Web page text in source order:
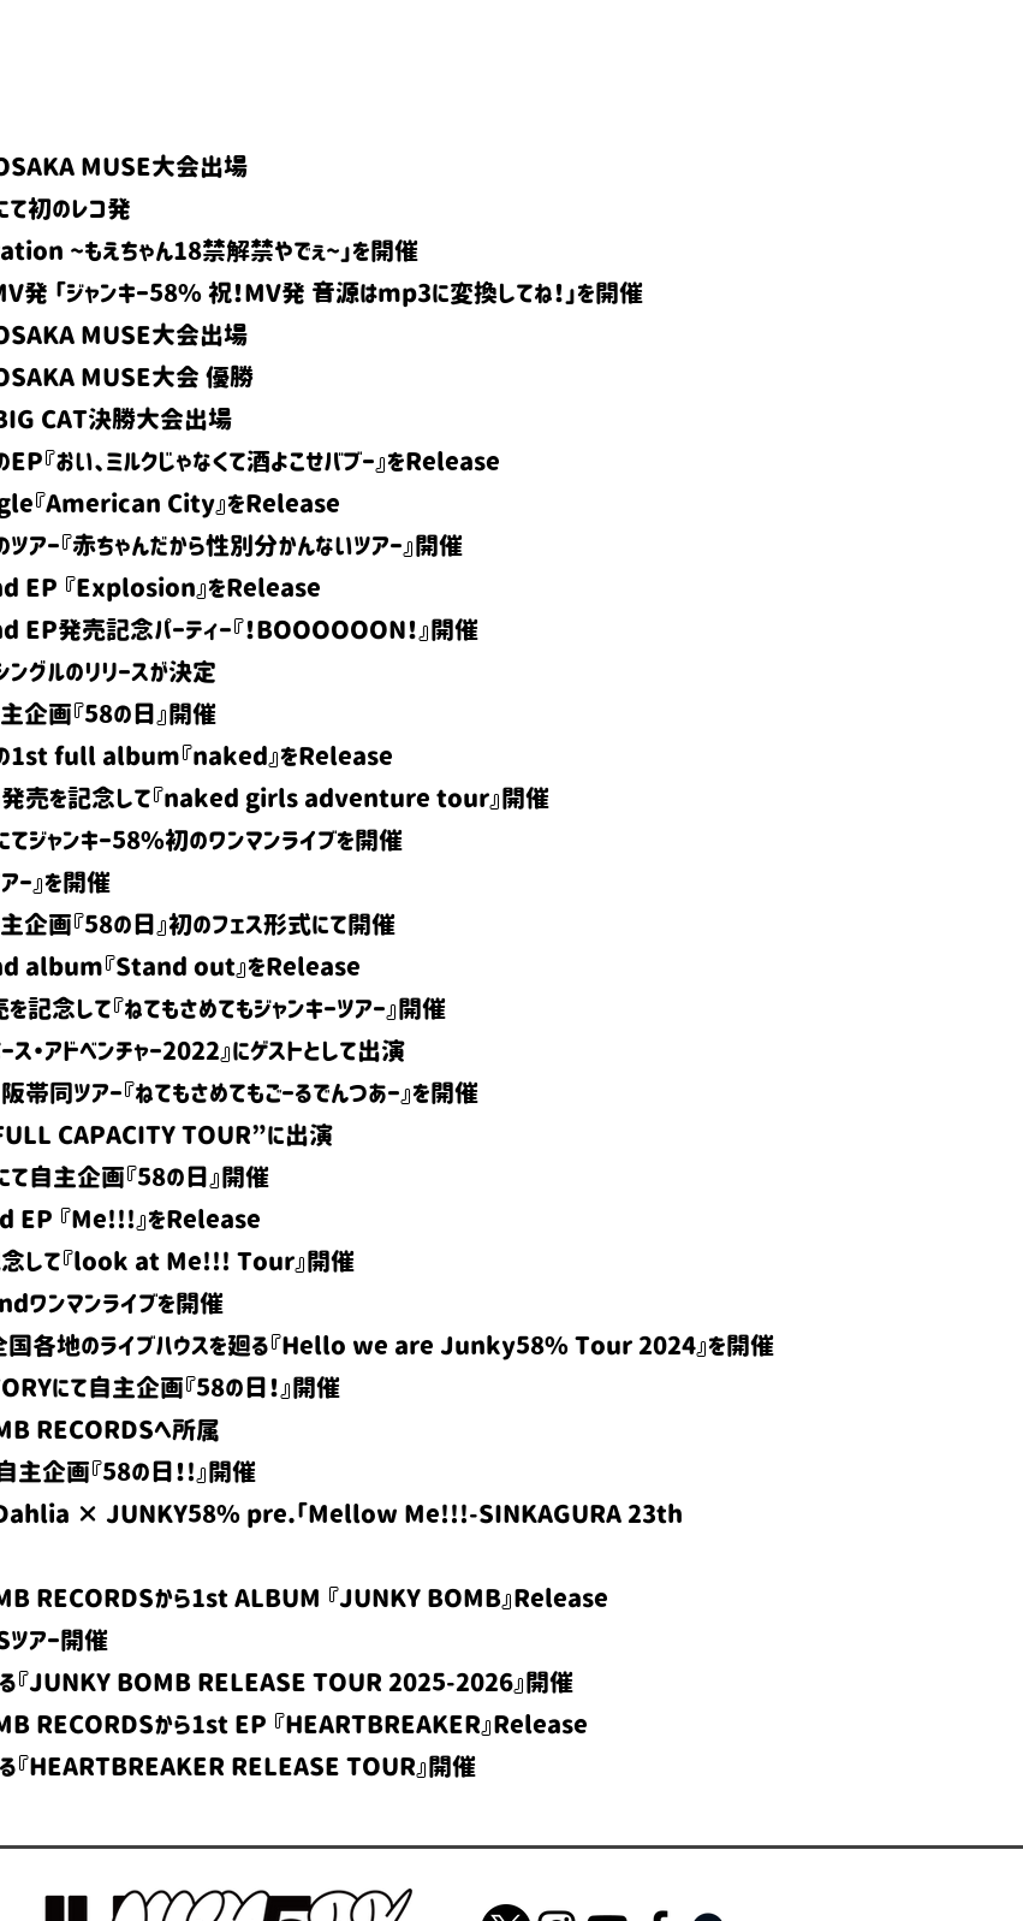
MUSE大会出場
初のレコ発
~もえちゃん18禁解禁やでぇ~」を開催
ジャンキー58% 祝！MV発 音源はmp3に変換してね！」を開催
MUSE大会出場
MUSE大会 優勝
CAT決勝大会出場
おい、ミルクじゃなくて酒よこせバブー』をRelease
『American City』をRelease
ー『赤ちゃんだから性別分かんないツアー』開催
EP 『Explosion』をRelease
発売記念パーティー『！BOOOOOON！』開催
ルのリリースが決定
画『58の日』開催
1st full album『naked』をRelease
を記念して『naked girls adventure tour』開催
ャンキー58%初のワンマンライブを開催
ー』を開催
画『58の日』初のフェス形式にて開催
album『Stand out』をRelease
て『ねてもさめてもジャンキーツアー』開催
アドベンチャー2022』にゲストとして出演
アー『ねてもさめてもごーるでんつあー』を開催
CAPACITY TOUR”に出演
自主企画『58の日』開催
EP 『Me!!!』をRelease
して『look at Me!!! Tour』開催
ンマンライブを開催
国各地のライブハウスを廻る『Hello we are Junky58% Tour 2024』を開催
にて自主企画『58の日！』開催
RECORDSへ所属
企画『58の日！!』開催
× JUNKY58% pre.「Mellow Me!!!-SINKAGURA 23th
RECORDSから1st ALBUM 『JUNKY BOMB』Release
アー開催
JUNKY BOMB RELEASE TOUR 2025-2026』開催
RECORDSから1st EP 『HEARTBREAKER』Release
HEARTBREAKER RELEASE TOUR』開催